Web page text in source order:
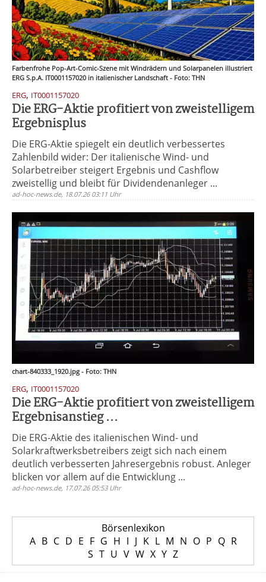
Farbenfrohe Pop-Art-Comic-Szene mit Windrädern und Solarpanelen illustriert
ERG S.p.A. IT0001157020 in italienischer Landschaft - Foto: THN
ERG, IT0001157020
Die ERG-Aktie profitiert von zweistelligem
Ergebnisplus
Die ERG-Aktie spiegelt ein deutlich verbessertes
Zahlenbild wider: Der italienische Wind- und
Solarbetreiber steigert Ergebnis und Cashflow
zweistellig und bleibt für Dividendenanleger ...
ad-hoc-news.de, 18.07.26 03:11 Uhr
chart-840333_1920.jpg - Foto: THN
ERG, IT0001157020
Die ERG-Aktie profitiert von zweistelligem
Ergebnisanstieg ...
Die ERG-Aktie des italienischen Wind- und
Solarkraftwerksbetreibers zeigt sich nach einem
deutlich verbesserten Jahresergebnis robust. Anleger
blicken vor allem auf die Entwicklung ...
ad-hoc-news.de, 17.07.26 05:53 Uhr
Börsenlexikon
A B C D E F G H I J K L M N O P Q R
S T U V W X Y Z